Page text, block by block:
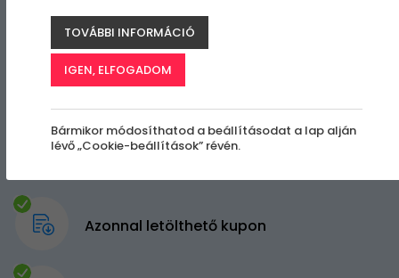
Azonnal letölthető kupon
TOVÁBBI INFORMÁCIÓ
IGEN, ELFOGADOM
Bármikor módosíthatod a beállításodat a lap alján
lévő „Cookie-beállítások” révén.